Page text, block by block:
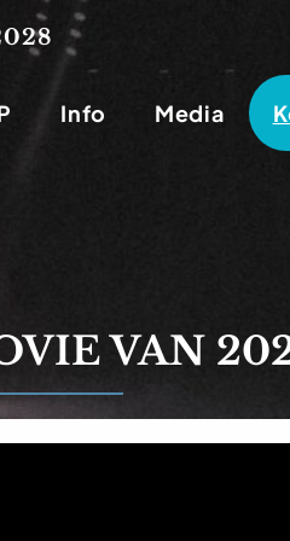
Info Media
VAN